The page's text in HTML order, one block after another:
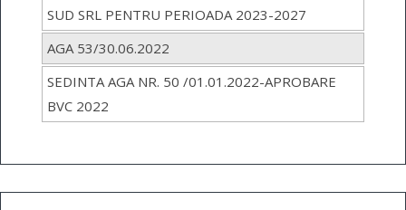
SUD SRL PENTRU PERIOADA 2023-2027
AGA 53/30.06.2022
SEDINTA AGA NR. 50 /01.01.2022-APROBARE
BVC 2022